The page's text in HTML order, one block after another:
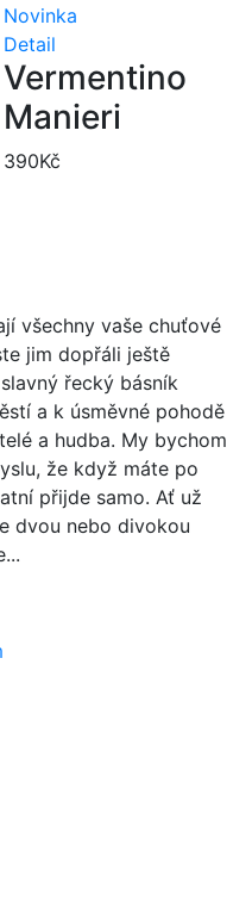
Novinka
Detail
Vermentino
Manieri
390Kč
všechny vaše chuťové
jim dopřáli ještě
řecký básník
a k úsměvné pohodě
a hudba. My bychom
že když máte po
přijde samo. Ať už
dvou nebo divokou